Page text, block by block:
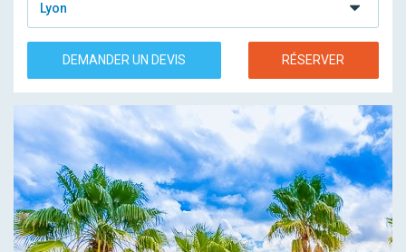
Lyon
DEMANDER UN DEVIS RÉSERVER